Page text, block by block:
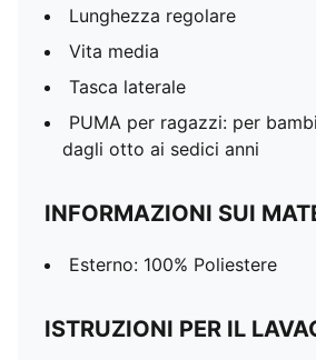
Lunghezza regolare
Vita media
Tasca laterale
PUMA per ragazzi: per
dagli otto ai sedici anni
INFORMAZIONI SUI
Esterno: 100% Poliestere
ISTRUZIONI PER IL